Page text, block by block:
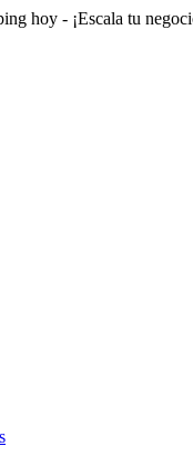
hoy - ¡Escala tu